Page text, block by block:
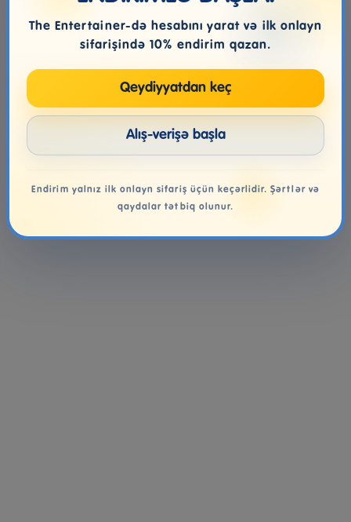
The Entertainer-də hesabını yarat və ilk onlayn
sifarişində 10% endirim qazan.
Qeydiyyatdan keç
Alış-verişə başla
Endirim yalnız ilk onlayn sifariş üçün keçərlidir. Şərtlər və
qaydalar tətbiq olunur.